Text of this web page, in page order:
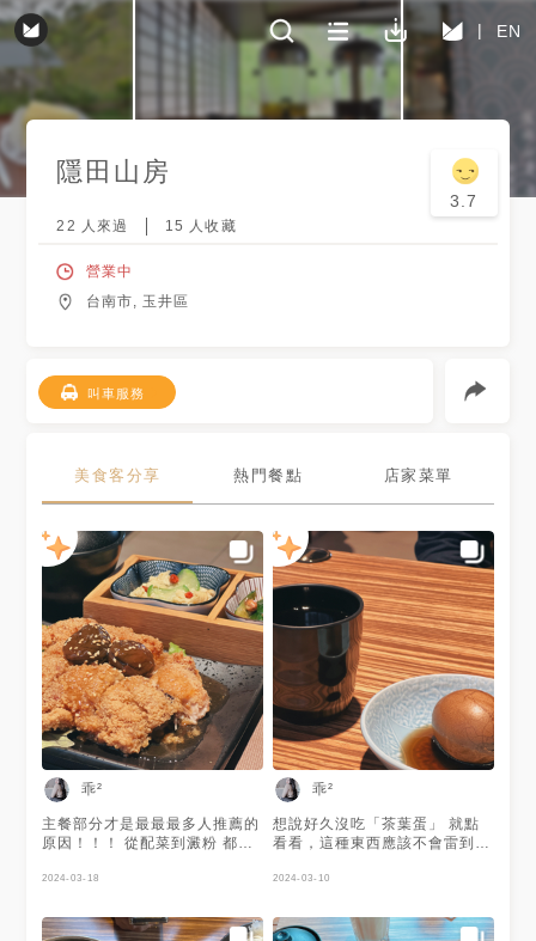
EN
隱田山房
3.7
22 人來過 15 人收藏
營業中
台南市, 玉井區
叫車服務
美食客分享 熱門餐點 店家菜單
乖²
主餐部分才是最最最多人推薦的
原因！！！ 從配菜到澱粉 都主
2024-03-18
乖²
想說好久沒吃「茶葉蛋」 就點
看看，這種東西應該不會雷到哪
帶幾顆回家啊！
2024-03-10